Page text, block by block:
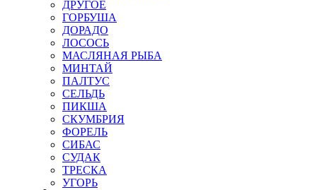
ДРУГОЕ
ГОРБУША
ДОРАДО
ЛОСОСЬ
МАСЛЯНАЯ РЫБА
МИНТАЙ
ПАЛТУС
СЕЛЬДЬ
ПИКША
СКУМБРИЯ
ФОРЕЛЬ
СИБАС
СУДАК
ТРЕСКА
УГОРЬ